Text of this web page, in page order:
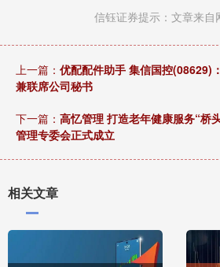
信钰证券提示：文章来自
上一篇： 优配配件助手 集信国控(08629)
兼联席公司秘书
下一篇： 高忆管理 打造老年健康服务“桥
管理专委会正式成立
相关文章